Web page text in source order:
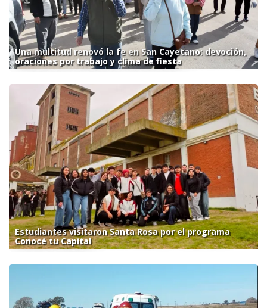
Una multitud renovó la fe en San Cayetano: devoción,
oraciones por trabajo y clima de fiesta
Estudiantes visitaron Santa Rosa por el programa
Conocé tu Capital